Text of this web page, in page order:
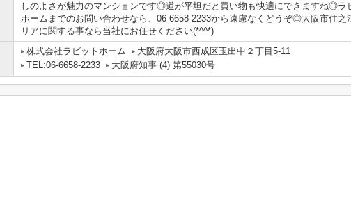
しのよさが魅力のマンションです◎道が平坦だと買い物も快適にできますね◎ラ
ホームまでのお問い合わせなら、06-6658-2233から遠慮なくどうぞ◎大阪市住之
リアに関する事なら当社にお任せください(*^^*)
株式会社ラビットホーム
大阪府大阪市西成区玉出中２丁目5-11
TEL:06-6658-2233
大阪府知事 (4) 第55030号